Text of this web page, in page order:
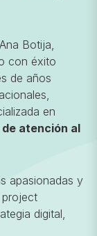
Botija,
con éxito
de años
en
atención al
apasionadas y
project
digital,